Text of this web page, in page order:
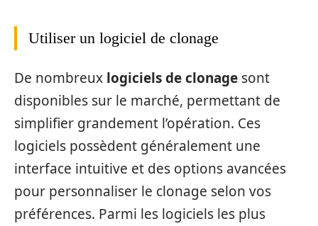
Utiliser un logiciel de clonage
De nombreux logiciels de clonage sont
disponibles sur le marché, permettant de
simplifier grandement l’opération. Ces
logiciels possèdent généralement une
interface intuitive et des options avancées
pour personnaliser le clonage selon vos
préférences. Parmi les logiciels les plus